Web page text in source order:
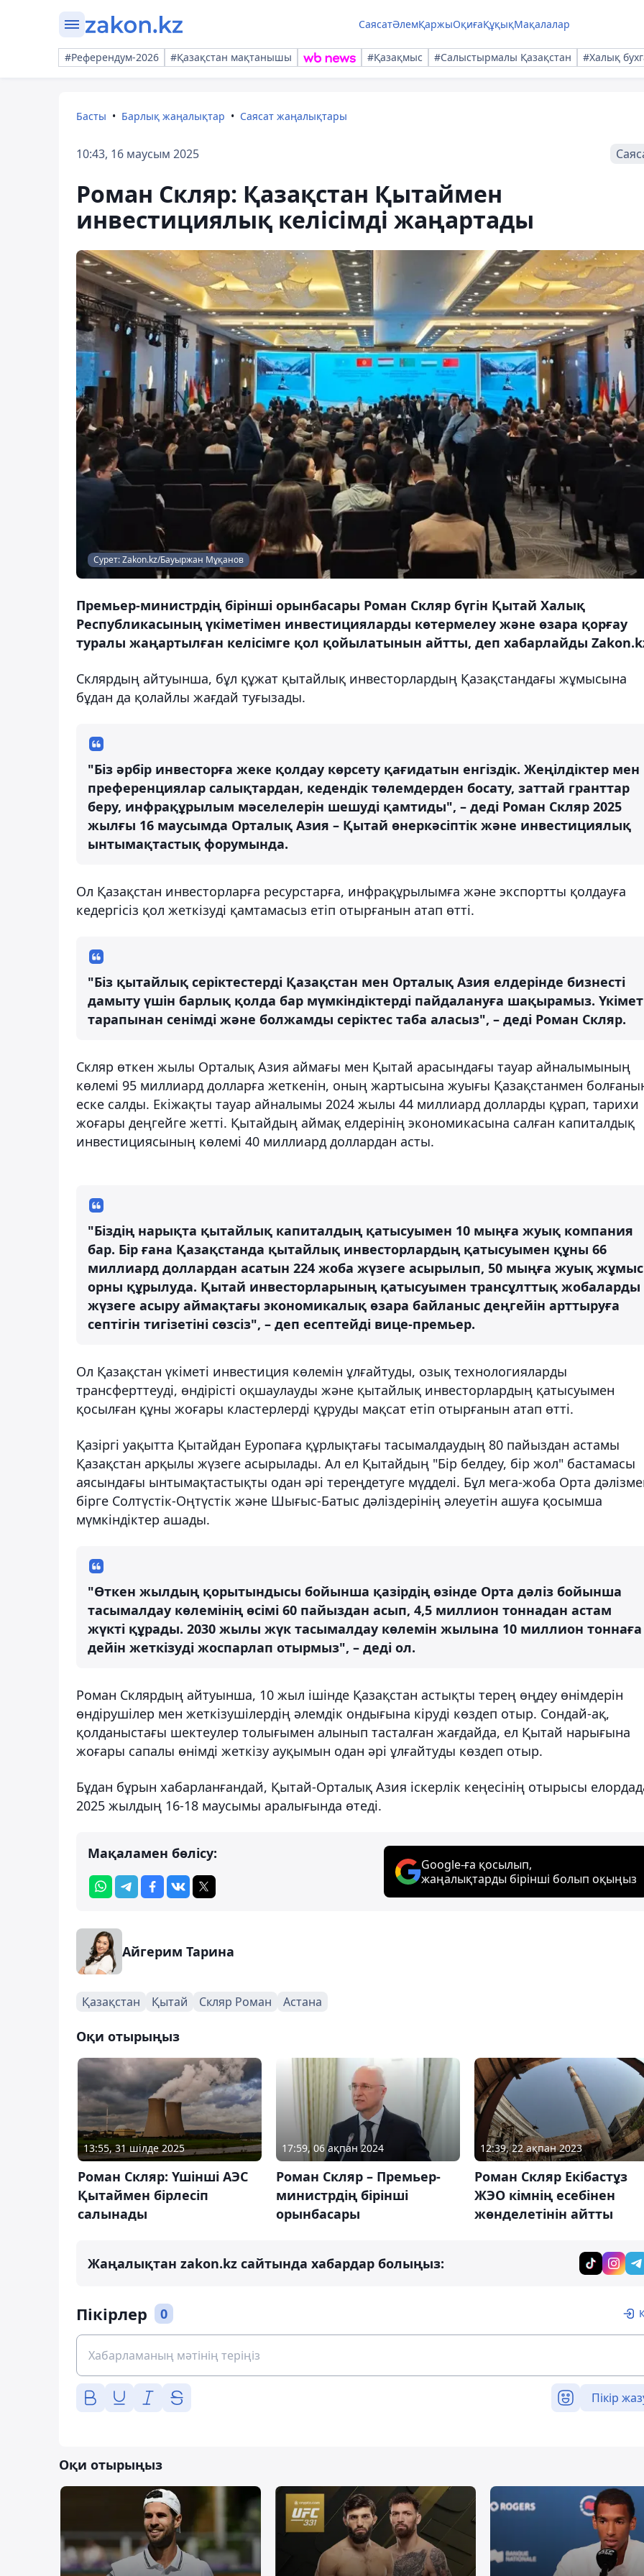
СаясатӘлемҚаржыОқиғаҚұқықМақалалар
#Референдум-2026 #Қазақстан мақтанышы #Қазақмыс #Салыстырмалы Қазақстан #Халық
Басты Барлық жаңалықтар Саясат жаңалықтары
10:43, 16 маусым 2025
Роман Скляр: Қазақстан Қытаймен
инвестициялық келісімді жаңартады
Сурет: Zakon.kz/Бауыржан Мұқанов
Премьер-министрдің бірінші орынбасары Роман Скляр бүгін Қытай Халық
Республикасының үкіметімен инвестицияларды көтермелеу және өзара қорғау
туралы жаңартылған келісімге қол қойылатынын айтты, деп хабарлайды
Склярдың айтуынша, бұл құжат қытайлық инвесторлардың Қазақстандағы жұмысына
бұдан да қолайлы жағдай туғызады.
"Біз әрбір инвесторға жеке қолдау көрсету қағидатын енгіздік. Жеңілдіктер мен
преференциялар салықтардан, кедендік төлемдерден босату, заттай гранттар
беру, инфрақұрылым мәселелерін шешуді қамтиды", – деді Роман Скляр 2025
жылғы 16 маусымда Орталық Азия – Қытай өнеркәсіптік және инвестициялық
ынтымақтастық форумында.
Ол Қазақстан инвесторларға ресурстарға, инфрақұрылымға және экспортты қолдауға
кедергісіз қол жеткізуді қамтамасыз етіп отырғанын атап өтті.
"Біз қытайлық серіктестерді Қазақстан мен Орталық Азия елдерінде бизнесті
дамыту үшін барлық қолда бар мүмкіндіктерді пайдалануға шақырамыз. Үкімет
тарапынан сенімді және болжамды серіктес таба аласыз", – деді Роман Скляр.
Скляр өткен жылы Орталық Азия аймағы мен Қытай арасындағы тауар айналымының
көлемі 95 миллиард долларға жеткенін, оның жартысына жуығы Қазақстанмен
еске салды. Екіжақты тауар айналымы 2024 жылы 44 миллиард долларды құрап, тарихи
жоғары деңгейге жетті. Қытайдың аймақ елдерінің экономикасына салған капиталдық
инвестициясының көлемі 40 миллиард доллардан асты.
"Біздің нарықта қытайлық капиталдың қатысуымен 10 мыңға жуық компания
бар. Бір ғана Қазақстанда қытайлық инвесторлардың қатысуымен құны 66
миллиард доллардан асатын 224 жоба жүзеге асырылып, 50 мыңға жуық жұмыс
орны құрылуда. Қытай инвесторларының қатысуымен трансұлттық жобаларды
жүзеге асыру аймақтағы экономикалық өзара байланыс деңгейін арттыруға
септігін тигізетіні сөзсіз", – деп есептейді вице-премьер.
Ол Қазақстан үкіметі инвестиция көлемін ұлғайтуды, озық технологияларды
трансферттеуді, өндірісті оқшаулауды және қытайлық инвесторлардың қатысуымен
қосылған құны жоғары кластерлерді құруды мақсат етіп отырғанын атап өтті.
Қазіргі уақытта Қытайдан Еуропаға құрлықтағы тасымалдаудың 80 пайыздан астамы
Қазақстан арқылы жүзеге асырылады. Ал ел Қытайдың "Бір белдеу, бір жол" бастамасы
аясындағы ынтымақтастықты одан әрі тереңдетуге мүдделі. Бұл мега-жоба Орта
бірге Солтүстік-Оңтүстік және Шығыс-Батыс дәліздерінің әлеуетін ашуға қосымша
мүмкіндіктер ашады.
"Өткен жылдың қорытындысы бойынша қазірдің өзінде Орта дәліз бойынша
тасымалдау көлемінің өсімі 60 пайыздан асып, 4,5 миллион тоннадан астам
жүкті құрады. 2030 жылы жүк тасымалдау көлемін жылына 10 миллион тоннаға
дейін жеткізуді жоспарлап отырмыз", – деді ол.
Роман Склярдың айтуынша, 10 жыл ішінде Қазақстан астықты терең өңдеу өнімдерін
өндірушілер мен жеткізушілердің әлемдік ондығына кіруді көздеп отыр. Сондай-ақ,
қолданыстағы шектеулер толығымен алынып тасталған жағдайда, ел Қытай нарығына
жоғары сапалы өнімді жеткізу ауқымын одан әрі ұлғайтуды көздеп отыр.
Бұдан бұрын хабарланғандай, Қытай-Орталық Азия іскерлік кеңесінің отырысы
2025 жылдың 16-18 маусымы аралығында өтеді.
Мақаламен бөлісу:
Google-ға қосылып,
жаңалықтарды бірінші болып оқыңыз
Айгерим Тарина
Қазақстан Қытай Скляр Роман Астана
Оқи отырыңыз
13:55, 31 шілде 2025
Роман Скляр: Үшінші АЭС
Қытаймен бірлесіп
салынады
17:59, 06 ақпан 2024
Роман Скляр – Премьер-
министрдің бірінші
орынбасары
12:39, 22 ақпан 2023
Роман Скляр Екібастұз
ЖЭО кімнің есебінен
жөнделетінін айтты
Жаңалықтан zakon.kz сайтында хабардар болыңыз:
Пікірлер 0
Пікір
Оқи отырыңыз